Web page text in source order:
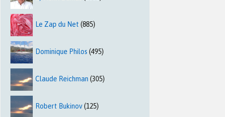
Le Zap du Net (885)
Dominique Philos (495)
Claude Reichman (305)
Robert Bukinov(125)